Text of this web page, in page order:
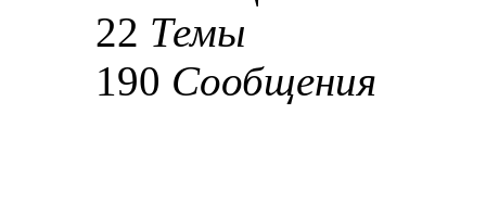
22 Темы
190 Сообщения